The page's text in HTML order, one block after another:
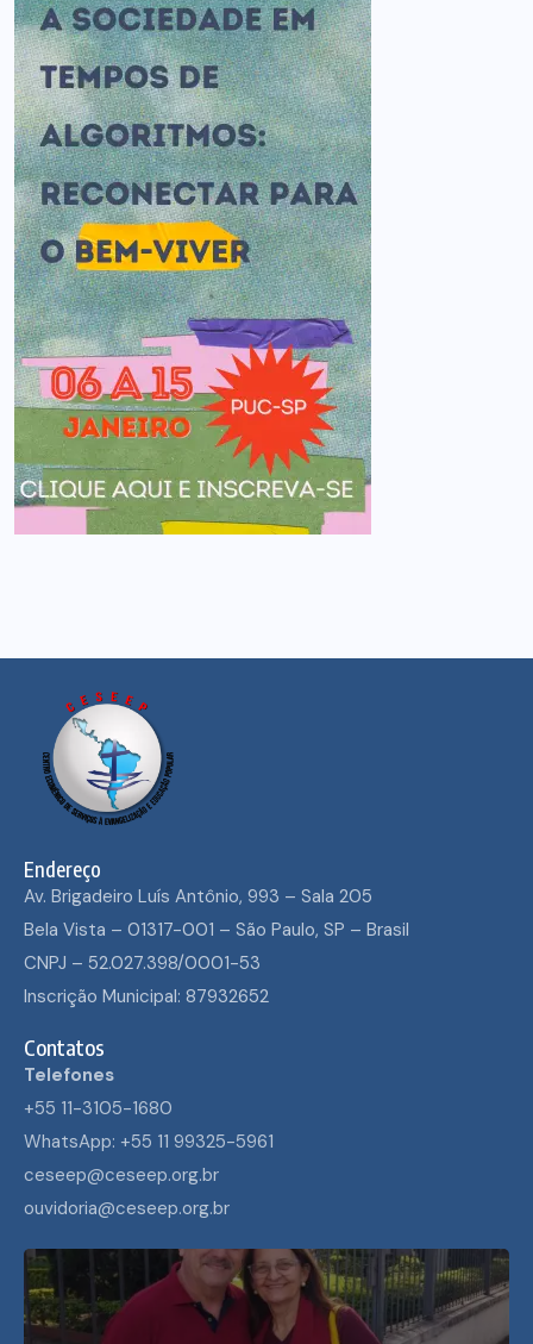
Endereço
Av. Brigadeiro Luís Antônio, 993 – Sala 205
Bela Vista – 01317-001 – São Paulo, SP – Brasil
CNPJ – 52.027.398/0001-53
Inscrição Municipal: 87932652
Contatos
Telefones
+55 11-3105-1680
WhatsApp: +55 11 99325-5961
ceseep@ceseep.org.br
ouvidoria@ceseep.org.br